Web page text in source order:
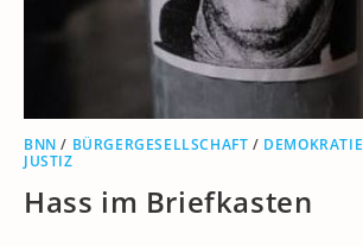
BNN / BÜRGERGESELLSCHAFT / DEMOKRATIE
JUSTIZ
Hass im Briefkasten